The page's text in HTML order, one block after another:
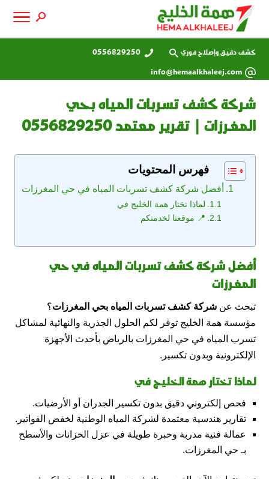
كشف دقيق وإصلاح فوري
0556829250
info@hemaalkhaleej.com
شركة كشف تسربات المياه بحي
المغرزات | تقرير معتمد 0556829250
فهرس المحتويات
أفضل شركة كشف تسربات المياه في حي المغرزات
لماذا تختار همة الخليج في
📍 موقعنا لخدمتكم
أفضل شركة كشف تسربات المياه في حي
المغرزات
تبحث عن شركة كشف تسربات المياه بحي المغرزات؟
مؤسسة همة الخليج توفر لكم الحلول الجذرية والنهائية لمشاكل
تسرب المياه في حي المغرزات بالرياض بأحدث الأجهزة
الإلكترونية وبدون تكسير.
لماذا تختار همة الخليج في
فحص إلكتروني دقيق بدون تكسير الجدران أو الأرضيات.
تقارير هندسية معتمدة لشركة المياه الوطنية لخفض الفواتير.
عمالة فنية مدربة وخبرة طويلة في عزل الخزانات والأسطح
بـ حي المغرزات.